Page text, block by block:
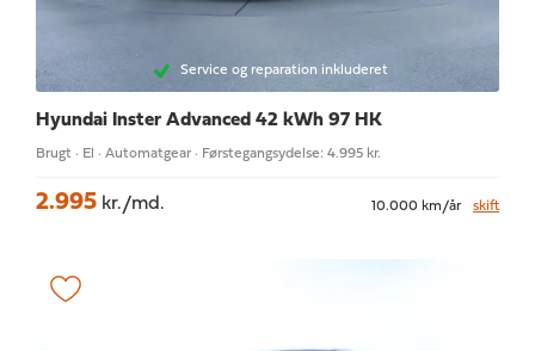
Service og reparation inkluderet
Hyundai Inster Advanced 42 kWh 97 HK
Brugt · El · Automatgear · Førstegangsydelse: 4.995 kr.
2.995 kr./md. 10.000 km/år skift